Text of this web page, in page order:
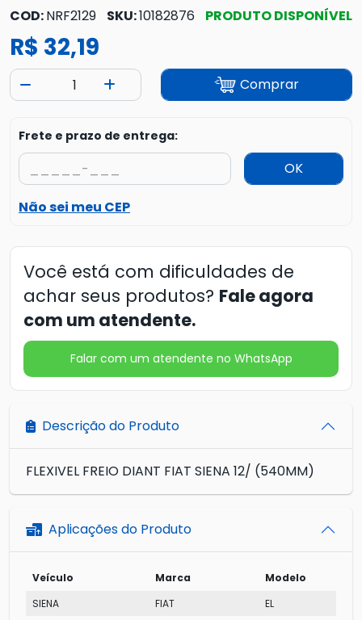
COD:NRF2129 SKU:10182876 PRODUTO DISPONÍVEL
R$ 32,19
Comprar
Frete e prazo de entrega:
OK
Não sei meu CEP
Você está com dificuldades de
achar seus produtos? Fale agora
com um atendente.
Falar com um atendente no WhatsApp
Descrição do Produto
FLEXIVEL FREIO DIANT FIAT SIENA 12/ (540MM)
Aplicações do Produto
Veículo Marca
Modelo
SIENA
FIAT
EL